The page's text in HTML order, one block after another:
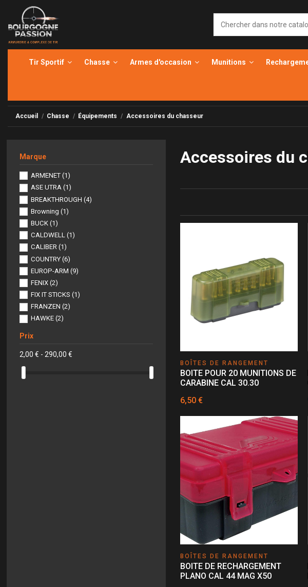
Tir Sportif Chasse Armes d'occasion Munitions
Accueil Chasse Équipements Accessoires du chasseur
Accessoires du
BOÎTES DE RANGEMENT
BOITE POUR 20 MUNITIONS DE
CARABINE CAL 30.30
6,50 €
BOÎTES DE RANGEMENT
BOITE DE RECHARGEMENT
PLANO CAL 44 MAG X50
Marque
ARMENET(1)
ASE UTRA(1)
BREAKTHROUGH(4)
Browning(1)
BUCK(1)
CALDWELL(1)
CALIBER(1)
COUNTRY(6)
EUROP-ARM(9)
FENIX(2)
FIX IT STICKS(1)
FRANZEN(2)
HAWKE(2)
MAGPUL(1)
Prix
2,00 € - 290,00 €